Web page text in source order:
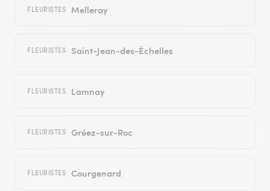
FLEURISTES Melleray
FLEURISTES Saint-Jean-des-Échelles
FLEURISTES Lamnay
FLEURISTES Gréez-sur-Roc
FLEURISTES Courgenard